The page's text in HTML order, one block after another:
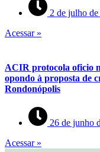
2 de julho
Acessar »
ACIR protocola oficio
opondo à proposta de
Rondonópolis
26 de junho
Acessar »